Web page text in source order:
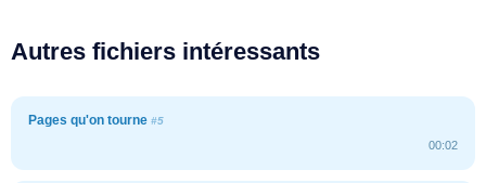
Autres fichiers intéressants
Pages qu'on tourne #5
00:02